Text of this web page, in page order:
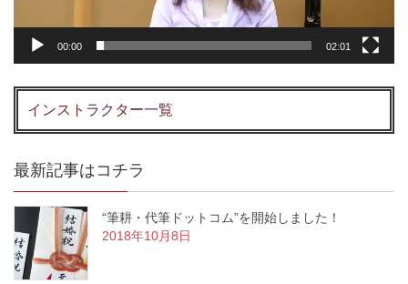
00:00 02:01
インストラクター一覧
最新記事はコチラ
“筆耕・代筆ドットコム”を開始しました！
2018年10月8日